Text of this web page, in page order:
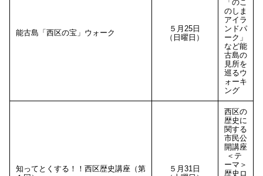
能古島「西区の宝」ウォーク
５月25日
（日曜日）
「のこ
のしま
アイラ
ンドパ
ーク」
など能
古島の
見所を
巡るウ
ォーキ
ング
知ってとくする！！西区歴史講座（第
５月31日
西区の
歴史に
関する
市民公
開講座
＜テ
ーマ＞
歴史ロ